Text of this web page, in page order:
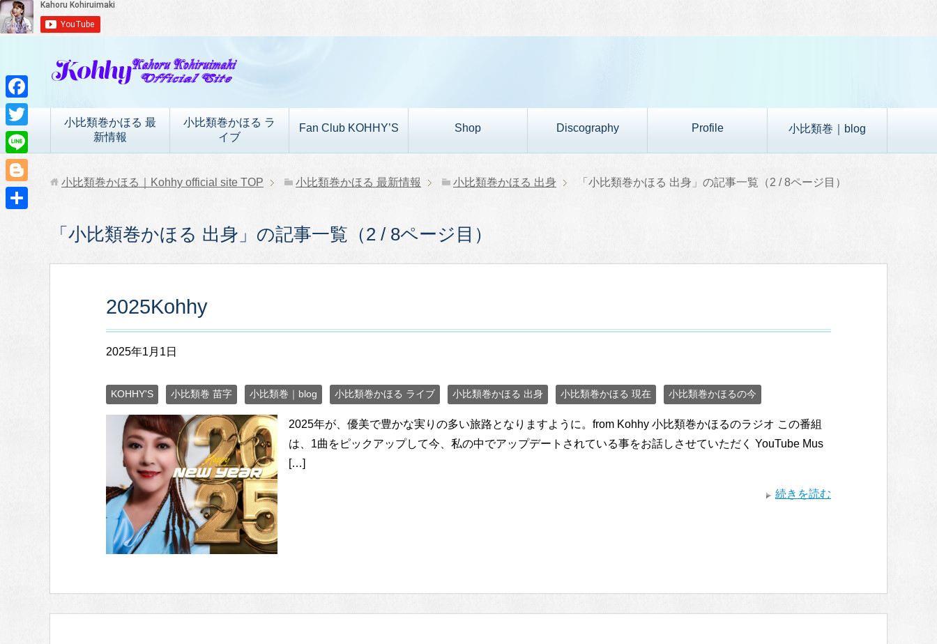
小比類巻かほる 最
新情報
小比類巻かほる ラ
イブ
Fan Club KOHHY’S Shop Discography Profile 小比類巻｜blog
小比類巻かほる｜Kohhy official site TOP 小比類巻かほる 最新情報 小比類巻かほる 出身 「小比類巻かほる 出身」の記事一覧（2 / 8ページ目）
「小比類巻かほる 出身」の記事一覧（2 / 8ページ目）
2025Kohhy
2025年1月1日
KOHHY'S 小比類巻 苗字 小比類巻｜blog 小比類巻かほる ライブ 小比類巻かほる 出身 小比類巻かほる 現在 小比類巻かほるの今
2025年が、優美で豊かな実りの多い旅路となりますように。from Kohhy 小比類巻かほるのラジオ この番組
は、1曲をピックアップして今、私の中でアップデートされている事をお話しさせていただく YouTube Mus
[…]
続きを読む
F
a
c
e
b
T
w
i
L
i
n
B